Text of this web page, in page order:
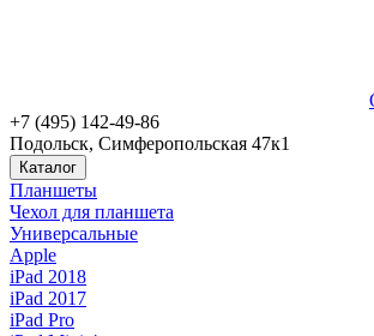
+7 (495) 142-49-86
Подольск, Симферопольская 47к1
Каталог
Планшеты
Чехол для планшета
Универсальные
Apple
iPad 2018
iPad 2017
iPad Pro